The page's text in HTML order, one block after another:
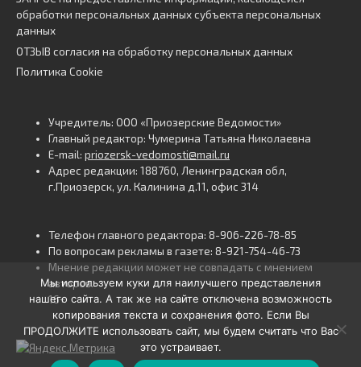
обработки персональных данных субъекта персональных
данных
ОТЗЫВ согласия на обработку персональных данных
Политика Cookie
Учредитель: ООО «Приозерские Ведомости»
Главный редактор: Чумерина Татьяна Николаевна
E-mail: priozersk-vedomosti@mail.ru
Адрес редакции: 188760, Ленинградская обл,
г.Приозерск, ул. Калинина д.11, офис 314
Телефон главного редактора: 8-906-226-78-85
По вопросам рекламы в газете: 8-921-754-46-73
Мнение редакции может не совпадать с мнением
авторов.
16+
Мы используем куки для наилучшего представления
нашего сайта. А так же на сайте отключена возможность
копирования текста и сохранения фото. Если Вы
ПРОДОЛЖИТЕ использовать сайт, мы будем считать что Вас
это устраивает.